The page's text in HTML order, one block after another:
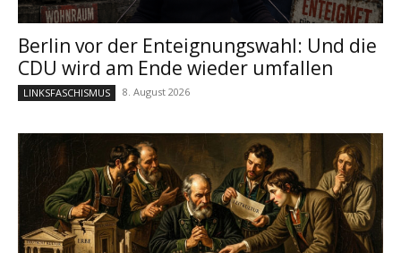
Berlin vor der Enteignungswahl: Und die
CDU wird am Ende wieder umfallen
LINKSFASCHISMUS 8. August 2026